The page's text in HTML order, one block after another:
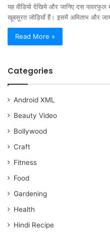
यह वीडियो देखिये और जानिए दस
खूबसूरत जोड़ियाँ हैं। इसमें अमिताभ और
Read More »
Categories
Android XML
Beauty Video
Bollywood
Craft
Fitness
Food
Gardening
Health
Hindi Recipe